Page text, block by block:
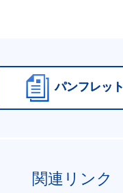
パンフレット
関連リンク